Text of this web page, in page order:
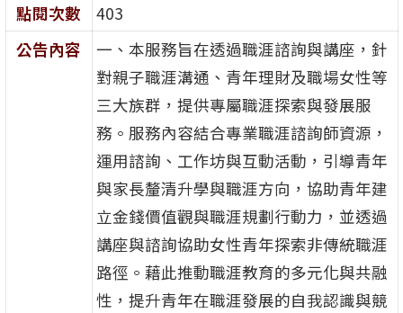
點閱次數
403
公告內容
一、本服務旨在透過職涯諮詢與講座，針
對親子職涯溝通、青年理財及職場女性等
三大族群，提供專屬職涯探索與發展服
務。服務內容結合專業職涯諮詢師資源，
運用諮詢、工作坊與互動活動，引導青年
與家長釐清升學與職涯方向，協助青年建
立金錢價值觀與職涯規劃行動力，並透過
講座與諮詢協助女性青年探索非傳統職涯
路徑。藉此推動職涯教育的多元化與共融
性，提升青年在職涯發展的自我認識與競